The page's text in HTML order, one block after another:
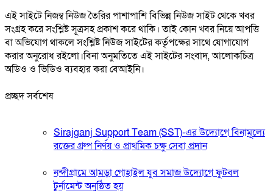
এই সাইটে নিজম্ব নিউজ তৈরির পাশাপাশি বিভিন্ন নিউজ সাইট থেকে খবর
সংগ্রহ করে সংশ্লিষ্ট সূত্রসহ প্রকাশ করে থাকি। তাই কোন খবর নিয়ে আপত্তি
বা অভিযোগ থাকলে সংশ্লিষ্ট নিউজ সাইটের কর্তৃপক্ষের সাথে যোগাযোগ
করার অনুরোধ রইলো।বিনা অনুমতিতে এই সাইটের সংবাদ, আলোকচিত্র
অডিও ও ভিডিও ব্যবহার করা বেআইনি।
প্রচ্ছদ সর্বশেষ
Sirajganj Support Team (SST)-এর উদ্যোগে বিনামূল্যে
রক্তের গ্রুপ নির্ণয় ও প্রাথমিক চক্ষু সেবা প্রদান
নন্দীগ্রামে আমড়া গোহাইল যুব সমাজ উদ্যোগে ফুটবল
টুর্নামেন্ট অনুষ্ঠিত হয়